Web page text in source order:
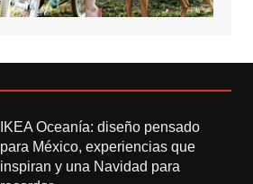
IKEA Oceanía: diseño pensado
para México, experiencias que
inspiran y una Navidad para